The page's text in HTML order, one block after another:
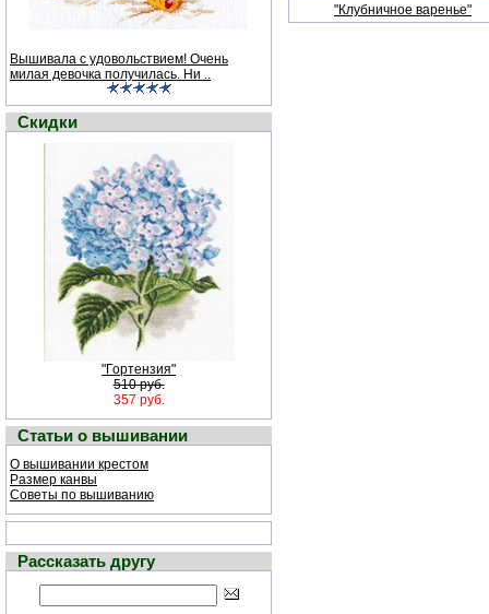
Вышивала с удовольствием! Очень
милая девочка получилась. Ни ..
Скидки
"Гортензия"
510 руб.
357 руб.
Статьи о вышивании
О вышивании крестом
Размер канвы
Советы по вышиванию
Рассказать другу
"Клубничное варенье"